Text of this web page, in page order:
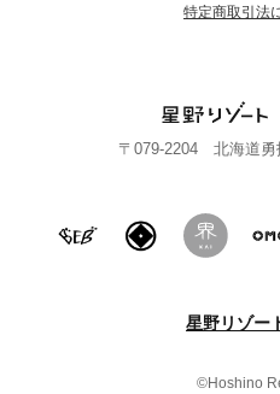
特定商取引法
〒079-2204 北海道勇
星野リゾー
©Hoshino